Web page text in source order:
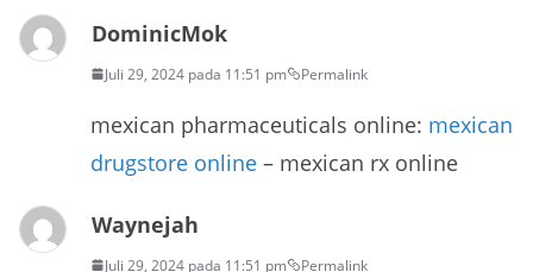
DominicMok
Juli 29, 2024 pada 11:51 pm Permalink
mexican pharmaceuticals online: mexican
drugstore online – mexican rx online
Waynejah
Juli 29, 2024 pada 11:51 pm Permalink